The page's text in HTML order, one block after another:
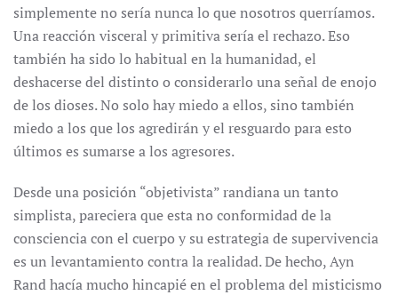
simplemente no sería nunca lo que nosotros querríamos.
Una reacción visceral y primitiva sería el rechazo. Eso
también ha sido lo habitual en la humanidad, el
deshacerse del distinto o considerarlo una señal de enojo
de los dioses. No solo hay miedo a ellos, sino también
miedo a los que los agredirán y el resguardo para esto
últimos es sumarse a los agresores.
Desde una posición “objetivista” randiana un tanto
simplista, pareciera que esta no conformidad de la
consciencia con el cuerpo y su estrategia de supervivencia
es un levantamiento contra la realidad. De hecho, Ayn
Rand hacía mucho hincapié en el problema del misticismo